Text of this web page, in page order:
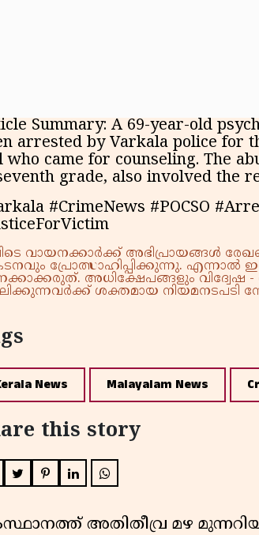
Summary: A 69-year-old
arrested by Varkala police for
who came for counseling. The
grade, also involved the
#CrimeNews #POCSO
വായനക്കാർക്ക് അഭിപ്രായങ്ങൾ
പ്രോത്സാഹിപ്പിക്കുന്നു. എന്നാൽ
അധിക്ഷേപങ്ങളും വിദ്വേഷ -
ശക്തമായ നിയമനടപടി
News Malayalam News
this story
അതിതീവ്ര മഴ